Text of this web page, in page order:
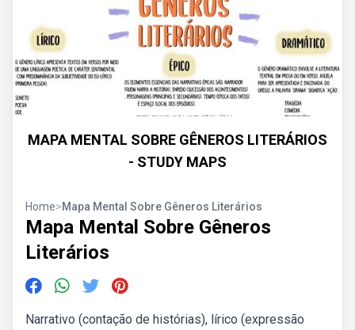
MAPA MENTAL SOBRE GÊNEROS LITERÁRIOS
- STUDY MAPS
Home>Mapa Mental Sobre Gêneros Literários
Mapa Mental Sobre Gêneros
Literários
Narrativo (contação de histórias), lírico (expressão